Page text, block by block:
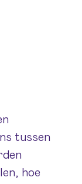
tussen
hoe